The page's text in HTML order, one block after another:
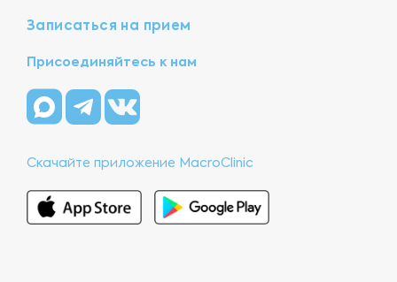
Записаться на прием
Присоединяйтесь к нам
Скачайте приложение MacroClinic